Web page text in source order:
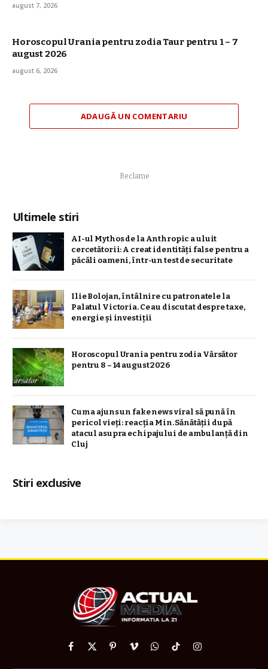
august 7, 2026
Horoscopul Urania pentru zodia Taur pentru 1 – 7
august 2026
august 6, 2026
ADAUGĂ UN COMENTARIU
Reclame
Ultimele stiri
AI-ul Mythos de la Anthropic a uluit
cercetătorii: A creat identități false pentru a
păcăli oameni, într-un test de securitate
Ilie Bolojan, întâlnire cu patronatele la
Palatul Victoria. Ce au discutat despre taxe,
energie și investiții
Horoscopul Urania pentru zodia Vărsător
pentru 8 – 14 august 2026
Cum a ajuns un fake news viral să pună în
pericol vieți: reacția Min. Sănătății după
atacul asupra echipajului de ambulanță din
Cluj
Stiri exclusive
Facebook
X
PinterestVimeoWhatsApp
TikTokInstagram